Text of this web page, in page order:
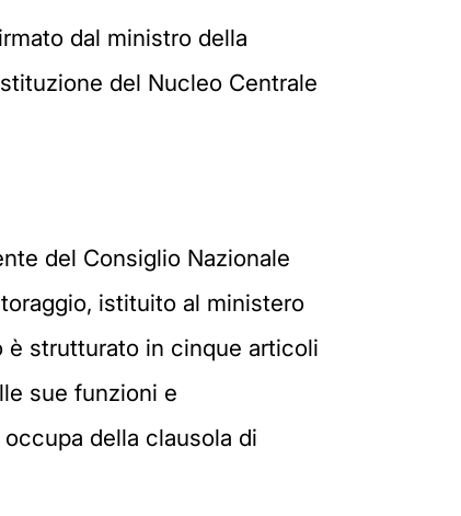
dal ministro della
del Nucleo Centrale
del Consiglio Nazionale
istituito al ministero
è strutturato in cinque articoli
sue funzioni e
della clausola di